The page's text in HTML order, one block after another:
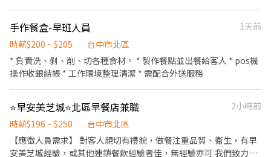
19:00–21:00） 🔸休息30分鐘 【薪 資】 時薪▸220元 【上班地點】
鼎X精誠店▸台中市西屯區精誠路 號 鼎X公益店▸台中市南屯區公益路
二段 號 鼎X漢口店▸台中市北區漢口路四段 號 無X公益店▸台中市南
屯區公益路二段 號 麻X點公益店▸台中市西區公益路 號
手作餐盒-早班人員
1天前
時薪$200 ~ $205
台中市北區
* 負責洗、剝、削、切各種食材。 * 製作餐點並出餐給客人 * pos機
操作收銀結帳 * 工作環境整理清潔 * 需配合外送服務
⭐️早安美芝城⭐北區早餐店兼職
2小時前
時薪$196 ~ $250
台中市北區
【應徵人員需求】 對客人親切有禮貌，做餐注重品質、衛生，有早
安美芝城經驗，或其他連鎖餐飲經驗者佳，無經驗亦可 我們致力提